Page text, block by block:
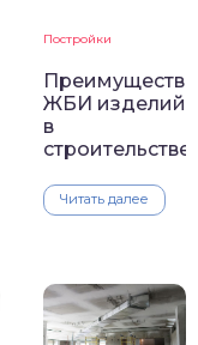
Постройки
Преимущества
ЖБИ изделий
в
строительстве
Читать далее